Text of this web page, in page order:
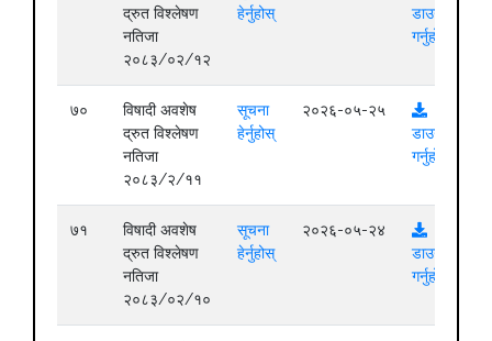
द्रुत विश्लेषण
नतिजा
२०८३/०२/१२
हेर्नुहोस्
डाउनलोड
गर्नुहोस्
७०
विषादी अवशेष
द्रुत विश्लेषण
नतिजा
२०८३/२/११
सूचना
हेर्नुहोस्
२०२६-०५-२५
डाउनलोड
गर्नुहोस्
७१
विषादी अवशेष
द्रुत विश्लेषण
नतिजा
२०८३/०२/१०
सूचना
हेर्नुहोस्
२०२६-०५-२४
डाउनलोड
गर्नुहोस्